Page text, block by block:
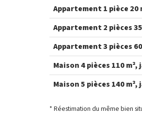
Appartement 1 pièce 20
Appartement 2 pièces
Appartement 3 pièces
Maison 4 pièces 110
Maison 5 pièces 140
* Réestimation du même bien